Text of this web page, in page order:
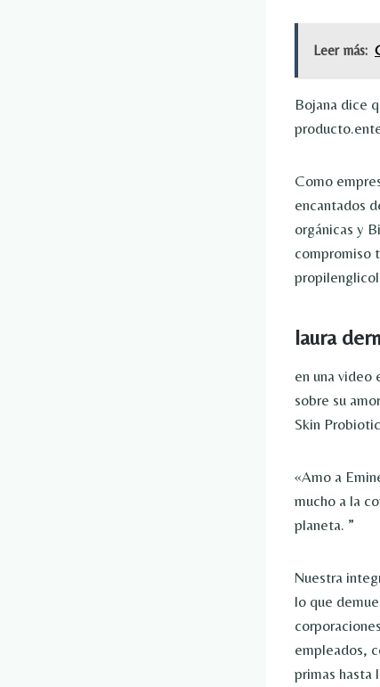
Leer más:
Bojana dice
Como
encantados
orgánicas y
compromiso
laura
en una video
sobre su
Skin
«Amo a
mucho a la
planeta. ”
Nuestra
lo que
empleados,
primas hasta